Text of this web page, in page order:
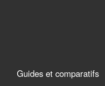
Guides et comparatifs